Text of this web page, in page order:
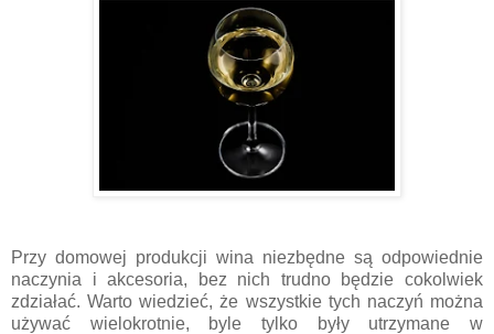
Przy domowej produkcji wina niezbędne są odpowiednie
naczynia i akcesoria, bez nich trudno będzie cokolwiek
zdziałać. Warto wiedzieć, że wszystkie tych naczyń można
używać wielokrotnie, byle tylko były utrzymane w